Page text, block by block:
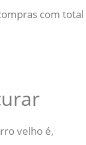
com total
velho é,